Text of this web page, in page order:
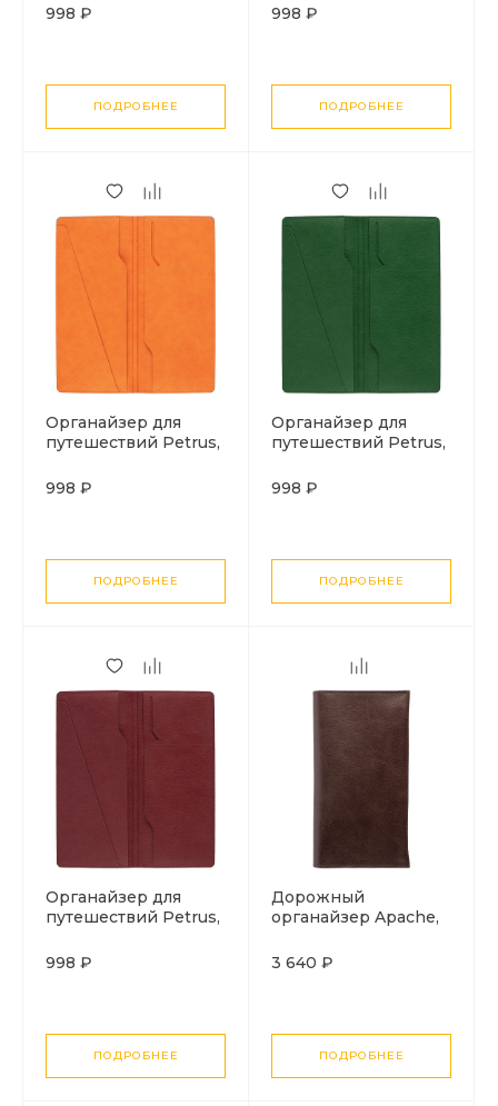
998 ₽
ПОДРОБНЕЕ
998 ₽
ПОДРОБНЕЕ
Органайзер для
путешествий Petrus,
998 ₽
ПОДРОБНЕЕ
Органайзер для
путешествий Petrus,
998 ₽
ПОДРОБНЕЕ
Органайзер для
путешествий Petrus,
998 ₽
ПОДРОБНЕЕ
Дорожный
органайзер Apache,
3 640 ₽
ПОДРОБНЕЕ